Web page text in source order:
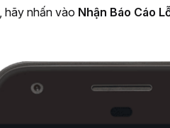
, hãy nhấn vào Nhận Báo Cáo